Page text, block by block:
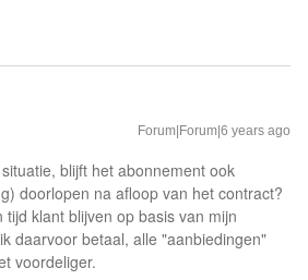
Forum|Forum|6 years ago
blijft het abonnement ook
doorlopen na afloop van het contract?
tijd klant blijven op basis van mijn
daarvoor betaal, alle "aanbiedingen"
voordeliger.